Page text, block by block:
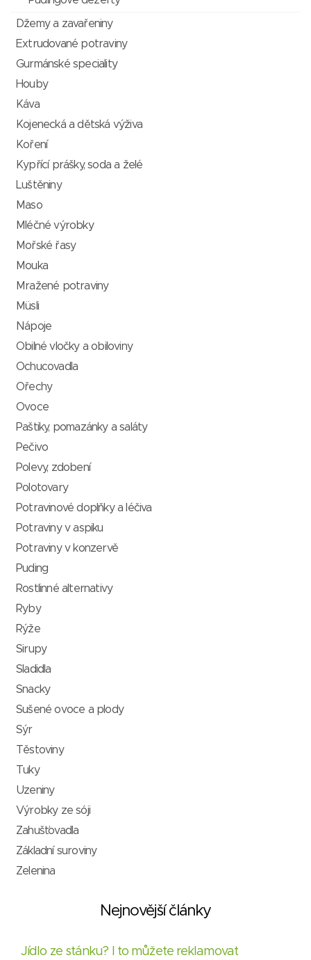
Džemy a zavařeniny
Extrudované potraviny
Gurmánské speciality
Houby
Káva
Kojenecká a dětská výživa
Koření
Kypřící prášky, soda a želé
Luštěniny
Maso
Mléčné výrobky
Mořské řasy
Mouka
Mražené potraviny
Müsli
Nápoje
Obilné vločky a obiloviny
Ochucovadla
Ořechy
Ovoce
Paštiky, pomazánky a saláty
Pečivo
Polevy, zdobení
Polotovary
Potravinové doplňky a léčiva
Potraviny v aspiku
Potraviny v konzervě
Puding
Rostlinné alternativy
Ryby
Rýže
Sirupy
Sladidla
Snacky
Sušené ovoce a plody
Sýr
Těstoviny
Tuky
Uzeniny
Výrobky ze sóji
Zahušťovadla
Základní suroviny
Zelenina
Nejnovější články
Jídlo ze stánku? I to můžete reklamovat